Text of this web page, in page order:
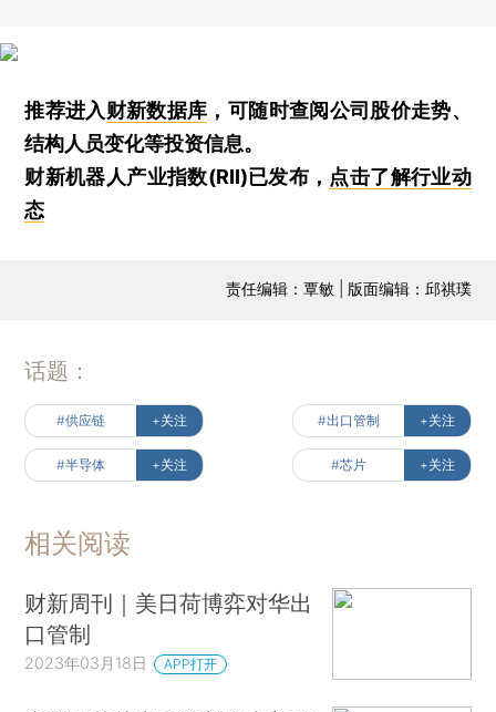
推荐进入财新数据库 ，可随时查阅公司股价走势、
结构人员变化等投资信息。
财新机器人产业指数(RII)已发布， 点击了解行业动
态
责任编辑：覃敏 | 版面编辑：邱祺璞
话题：
#供应链 +关注 #出口管制 +关注
#半导体 +关注 #芯片 +关注
相关阅读
财新周刊｜美日荷博弈对华出
口管制
2023年03月18日 APP打开